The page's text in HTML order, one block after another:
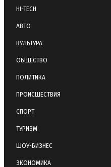
HI-TECH
АВТО
КУЛЬТУРА
ОБЩЕСТВО
ПОЛИТИКА
ПРОИСШЕСТВИЯ
СПОРТ
ТУРИЗМ
ШОУ-БИЗНЕС
ЭКОНОМИКА